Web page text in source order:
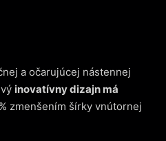
a očarujúcej nástennej
inovatívny dizajn má
zmenšením šírky vnútornej